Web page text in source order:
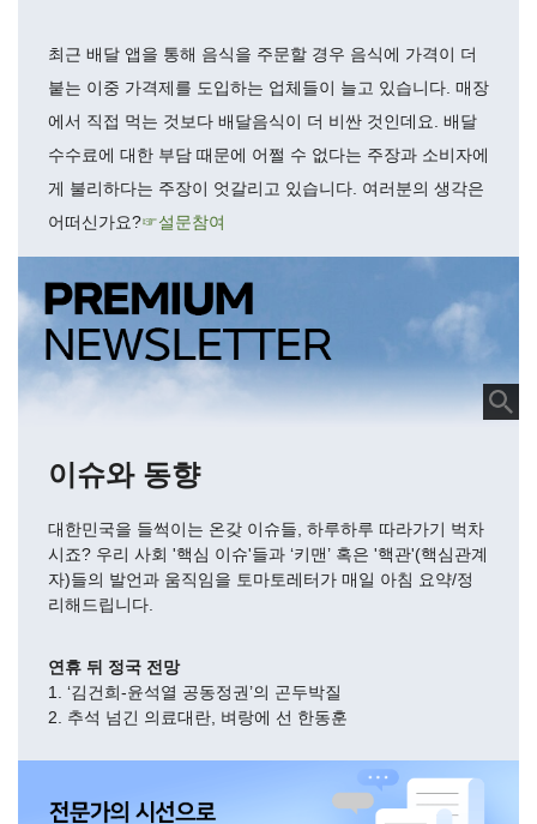
최근 배달 앱을 통해 음식을 주문할 경우 음식에 가격이 더
붙는 이중 가격제를 도입하는 업체들이 늘고 있습니다. 매장
에서 직접 먹는 것보다 배달음식이 더 비싼 것인데요. 배달
수수료에 대한 부담 때문에 어쩔 수 없다는 주장과 소비자에
게 불리하다는 주장이 엇갈리고 있습니다. 여러분의 생각은
어떠신가요?☞설문참여
이슈와 동향
대한민국을 들썩이는 온갖 이슈들, 하루하루 따라가기 벅차
시죠? 우리 사회 '핵심 이슈'들과 ‘키맨’ 혹은 '핵관'(핵심관계
자)들의 발언과 움직임을 토마토레터가 매일 아침 요약/정
리해드립니다.
연휴 뒤 정국 전망
1. ‘김건희-윤석열 공동정권’의 곤두박질
2. 추석 넘긴 의료대란, 벼랑에 선 한동훈